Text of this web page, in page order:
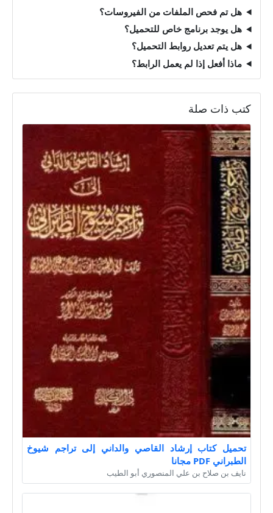
هل تم فحص الملفات من الفيروسات؟
هل يوجد برنامج خاص للتحميل؟
هل يتم تعديل روابط التحميل؟
ماذا أفعل إذا لم يعمل الرابط؟
كتب ذات صلة
تحميل كتاب إرشاد القاصي والداني إلى تراجم شيوخ
الطبراني PDF مجانا
نايف بن صلاح بن علي المنصوري أبو الطيب